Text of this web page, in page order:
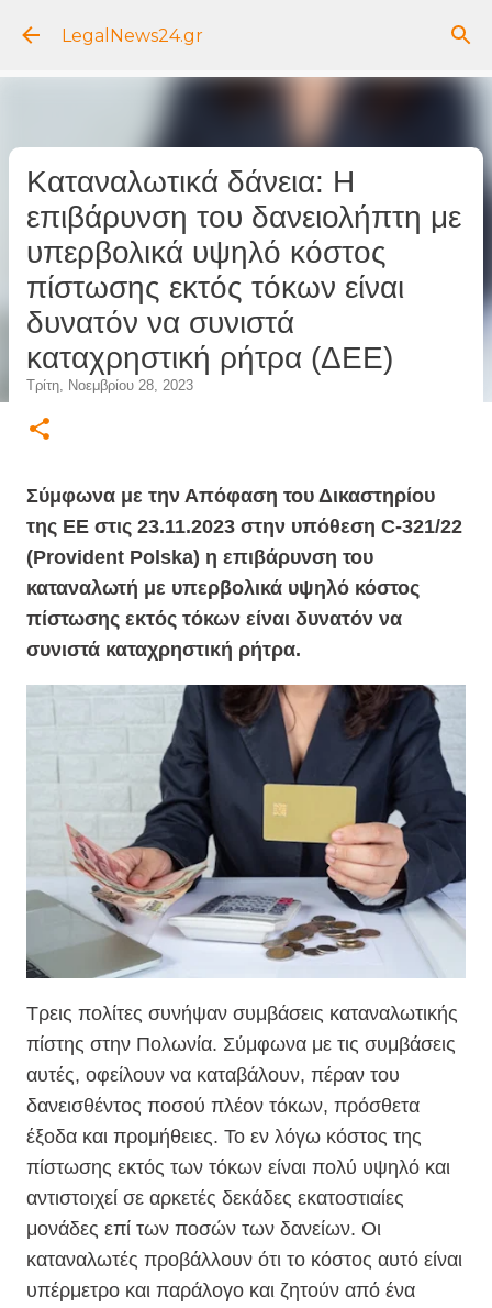
Μετάβαση στο κύριο περιεχόμενο
LegalNews24.gr
Καταναλωτικά δάνεια: Η
επιβάρυνση του δανειολήπτη με
υπερβολικά υψηλό κόστος
πίστωσης εκτός τόκων είναι
δυνατόν να συνιστά
καταχρηστική ρήτρα (ΔΕΕ)
Τρίτη, Νοεμβρίου 28, 2023
Σύμφωνα με την Απόφαση του Δικαστηρίου
της ΕΕ στις 23.11.2023 στην υπόθεση C-321/22
(Provident Polska) η επιβάρυνση του
καταναλωτή με υπερβολικά υψηλό κόστος
πίστωσης εκτός τόκων είναι δυνατόν να
συνιστά καταχρηστική ρήτρα.
Τρεις πολίτες συνήψαν συμβάσεις καταναλωτικής
πίστης στην Πολωνία. Σύμφωνα με τις συμβάσεις
αυτές, οφείλουν να καταβάλουν, πέραν του
δανεισθέντος ποσού πλέον τόκων, πρόσθετα
έξοδα και προμήθειες. Το εν λόγω κόστος της
πίστωσης εκτός των τόκων είναι πολύ υψηλό και
αντιστοιχεί σε αρκετές δεκάδες εκατοστιαίες
μονάδες επί των ποσών των δανείων. Οι
καταναλωτές προβάλλουν ότι το κόστος αυτό είναι
υπέρμετρο και παράλογο και ζητούν από ένα